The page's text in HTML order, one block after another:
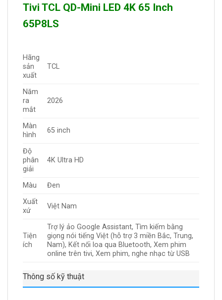
Tivi TCL QD-Mini LED 4K 65 Inch
65P8LS
Hãng
sản
xuất
TCL
Năm
ra
mắt
2026
Màn
hình
65 inch
Độ
phân
giải
4K Ultra HD
Màu
Đen
Xuất
xứ
Việt Nam
Tiện
ích
Trợ lý ảo Google Assistant, Tìm kiếm bằng
giọng nói tiếng Việt (hỗ trợ 3 miền Bắc, Trung,
Nam), Kết nối loa qua Bluetooth, Xem phim
online trên tivi, Xem phim, nghe nhạc từ USB
Thông số kỹ thuật